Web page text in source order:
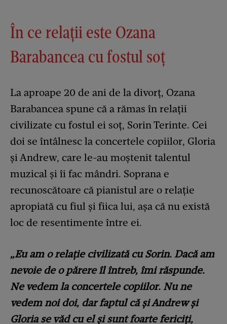
În ce relații este Ozana
Barabancea cu fostul soț
La aproape 20 de ani de la divorț, Ozana
Barabancea spune că a rămas în relații
civilizate cu fostul ei soț, Sorin Terinte. Cei
doi se întâlnesc la concertele copiilor, Gloria
și Andrew, care le-au moștenit talentul
muzical și îi fac mândri. Soprana e
recunoscătoare că pianistul are o relație
apropiată cu fiul și fiica lui, așa că nu există
loc de resentimente între ei.
„Eu am o relație civilizată cu Sorin. Dacă am
nevoie de o părere îl întreb, îmi răspunde.
Ne vedem la concertele copiilor. Nu ne
vedem noi doi, dar faptul că și Andrew și
Gloria se văd cu el și sunt foarte fericiți,